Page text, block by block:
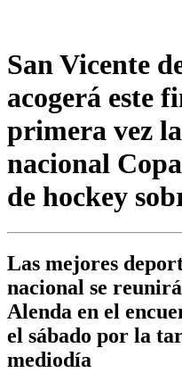
San Vicente
acogerá este
primera vez
nacional
de hockey
Las mejores
nacional se
Alenda en el
el sábado por la
mediodía